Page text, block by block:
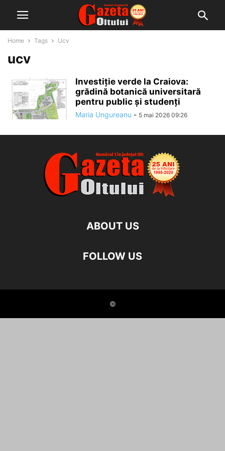
Home Tags Ucv
ucv
Investiție verde la Craiova:
grădină botanică universitară
pentru public și studenți
Maria Ungureanu - 5 mai 2026 09:26
ABOUT US
FOLLOW US
©